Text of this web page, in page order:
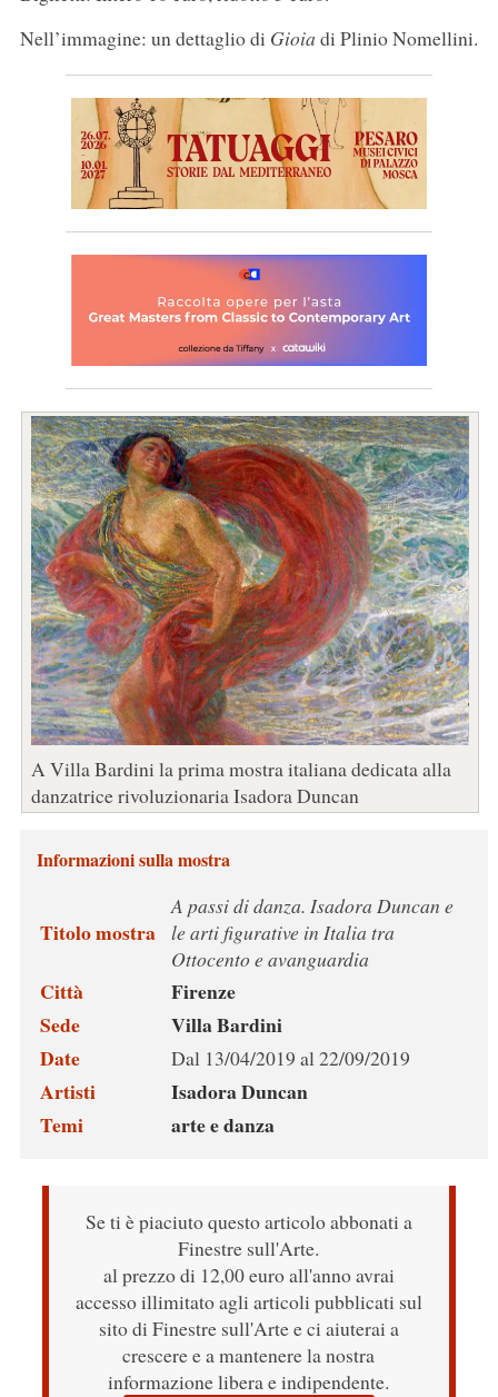
Nell’immagine: un dettaglio di Gioia di Plinio Nomellini.
A Villa Bardini la prima mostra italiana dedicata alla
danzatrice rivoluzionaria Isadora Duncan
Informazioni sulla mostra
Titolo mostra
A passi di danza. Isadora Duncan e
le arti figurative in Italia tra
Ottocento e avanguardia
Città
Firenze
Sede
Villa Bardini
Date
Dal 13/04/2019 al 22/09/2019
Artisti
Isadora Duncan
Temi
arte e danza
Se ti è piaciuto questo articolo abbonati a
Finestre sull'Arte.
al prezzo di 12,00 euro all'anno avrai
accesso illimitato agli articoli pubblicati sul
sito di Finestre sull'Arte e ci aiuterai a
crescere e a mantenere la nostra
informazione libera e indipendente.